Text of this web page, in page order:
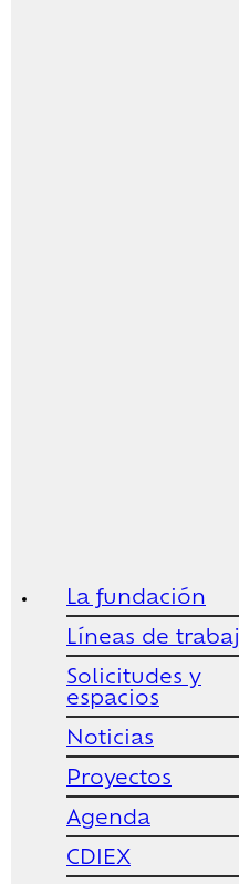
La fundación
Líneas de
Solicitudes y
espacios
Noticias
Proyectos
Agenda
CDIEX